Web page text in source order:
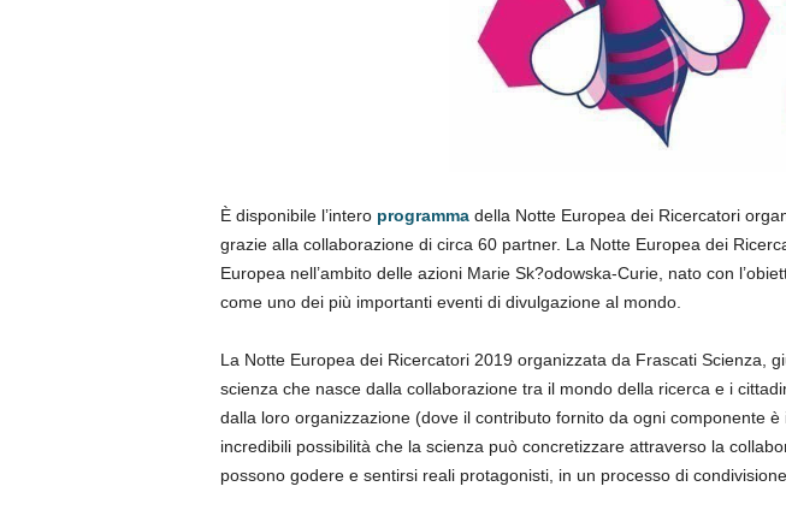
È disponibile l’intero programmadella Notte Europea dei Ricercatori
grazie alla collaborazione di circa 60 partner. La Notte Europea dei
Europea nell’ambito delle azioni Marie Sk?odowska-Curie, nato con
come uno dei più importanti eventi di divulgazione al mondo.
La Notte Europea dei Ricercatori 2019 organizzata da Frascati Scienza,
scienza che nasce dalla collaborazione tra il mondo della ricerca e i
dalla loro organizzazione (dove il contributo fornito da ogni componente
incredibili possibilità che la scienza può concretizzare attraverso la
possono godere e sentirsi reali protagonisti, in un processo di